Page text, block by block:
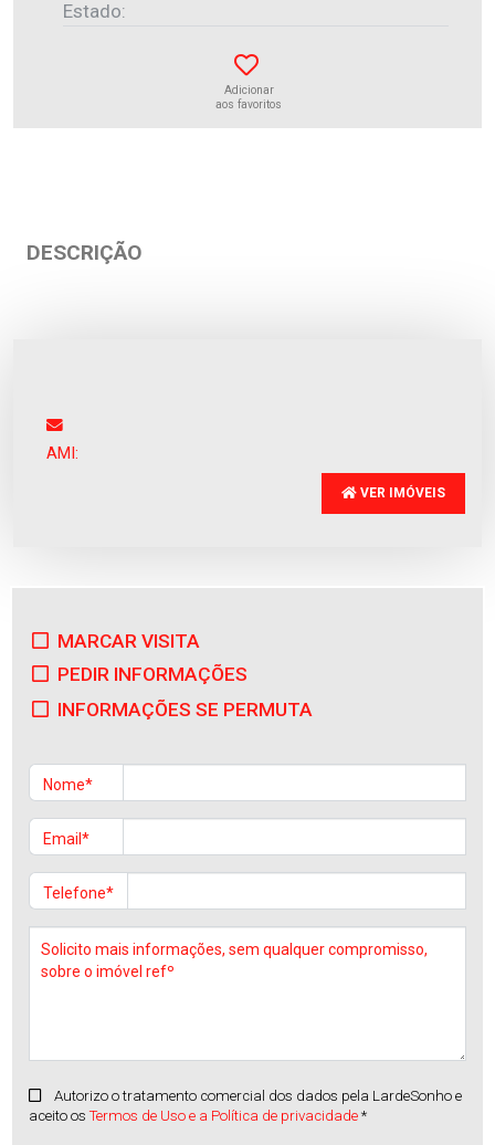
Estado:
Adicionar
aos favoritos
Venda
Terreno para moradia
Apúlia
Venda:87.500€
Apartamento
Malta
Venda :265.000€
DESCRIÇÃO
AMI:
VER IMÓVEIS
MARCAR VISITA
PEDIR INFORMAÇÕES
INFORMAÇÕES SE PERMUTA
Nome*
Email*
Telefone*
Autorizo o tratamento comercial dos dados pela LardeSonho e
aceito os Termos de Uso e a Política de privacidade *